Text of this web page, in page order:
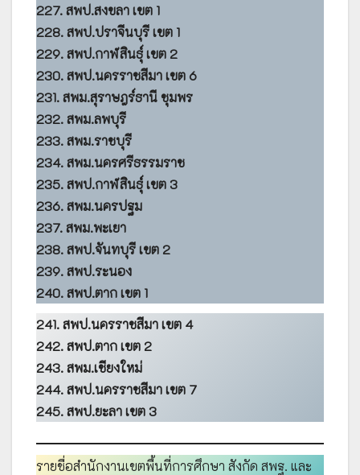
227. สพป.สงขลา เขต 1
228. สพป.ปราจีนบุรี เขต 1
229. สพป.กาฬสินธุ์ เขต 2
230. สพป.นครราชสีมา เขต 6
231. สพม.สุราษฎร์ธานี ชุมพร
232. สพม.ลพบุรี
233. สพม.ราชบุรี
234. สพม.นครศรีธรรมราช
235. สพป.กาฬสินธุ์ เขต 3
236. สพม.นครปฐม
237. สพม.พะเยา
238. สพป.จันทบุรี เขต 2
239. สพป.ระนอง
240. สพป.ตาก เขต 1
241. สพป.นครราชสีมา เขต 4
242. สพป.ตาก เขต 2
243. สพม.เชียงใหม่
244. สพป.นครราชสีมา เขต 7
245. สพป.ยะลา เขต 3
รายชื่อสำนักงานเขตพื้นที่การศึกษา สังกัด สพฐ. และ